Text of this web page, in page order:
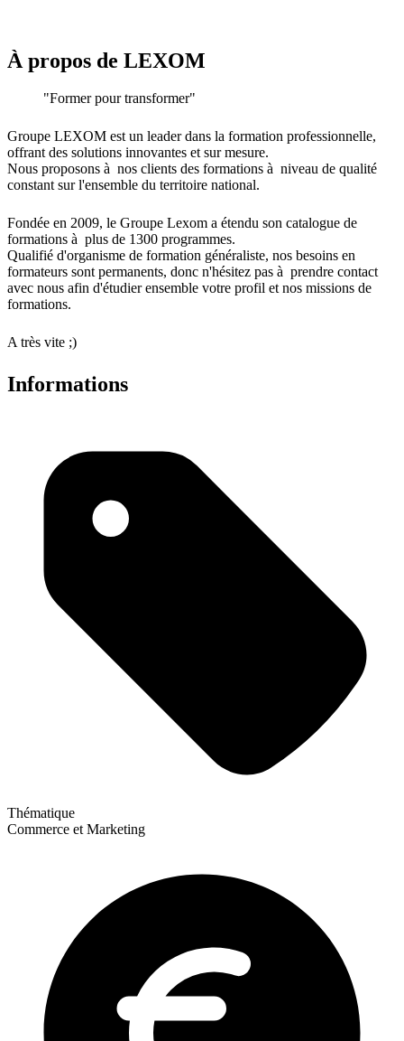
À propos de LEXOM
"Former pour transformer"
Groupe LEXOM est un leader dans la formation professionnelle,
offrant des solutions innovantes et sur mesure.
Nous proposons à nos clients des formations à niveau de qualité
constant sur l'ensemble du territoire national.
Fondée en 2009, le Groupe Lexom a étendu son catalogue de
formations à plus de 1300 programmes.
Qualifié d'organisme de formation généraliste, nos besoins en
formateurs sont permanents, donc n'hésitez pas à prendre contact
avec nous afin d'étudier ensemble votre profil et nos missions de
formations.
A très vite ;)
Informations
Thématique
Commerce et Marketing